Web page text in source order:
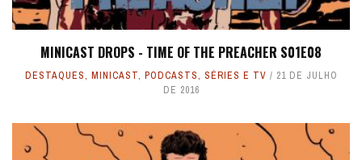
MINICAST DROPS - TIME OF THE PREACHER S01E08
DESTAQUES, MINICAST, PODCASTS, SÉRIES E TV
21 DE JULHO
DE 2016